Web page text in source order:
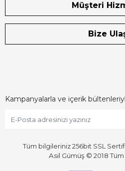
Müşteri
Bize
Kampanyalarla ve içerik
Tüm bilgileriniz 256bit SSL
Asil Gümüş © 2018Tüm